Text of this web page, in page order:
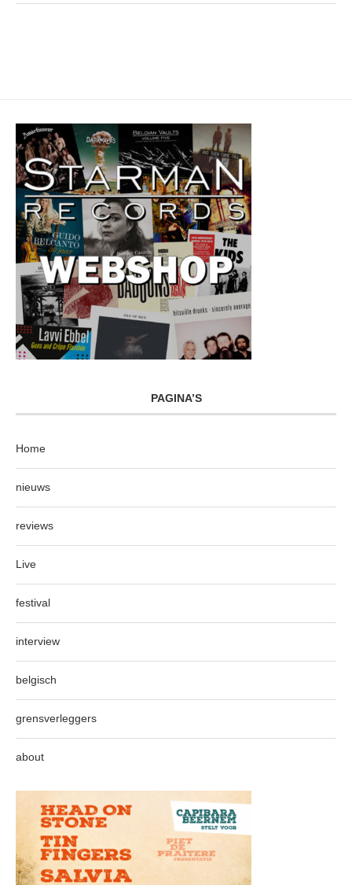
PAGINA’S
Home
nieuws
reviews
Live
festival
interview
belgisch
grensverleggers
about